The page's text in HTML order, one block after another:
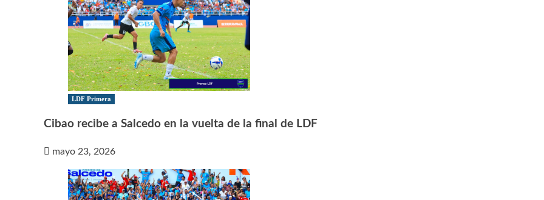
LDF Primera
Cibao recibe a Salcedo en la vuelta de la final de LDF
mayo 23, 2026